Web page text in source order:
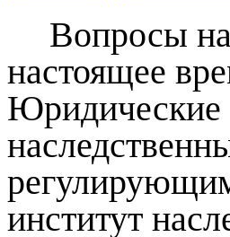
Вопросы
настоящее
Юридические
институт